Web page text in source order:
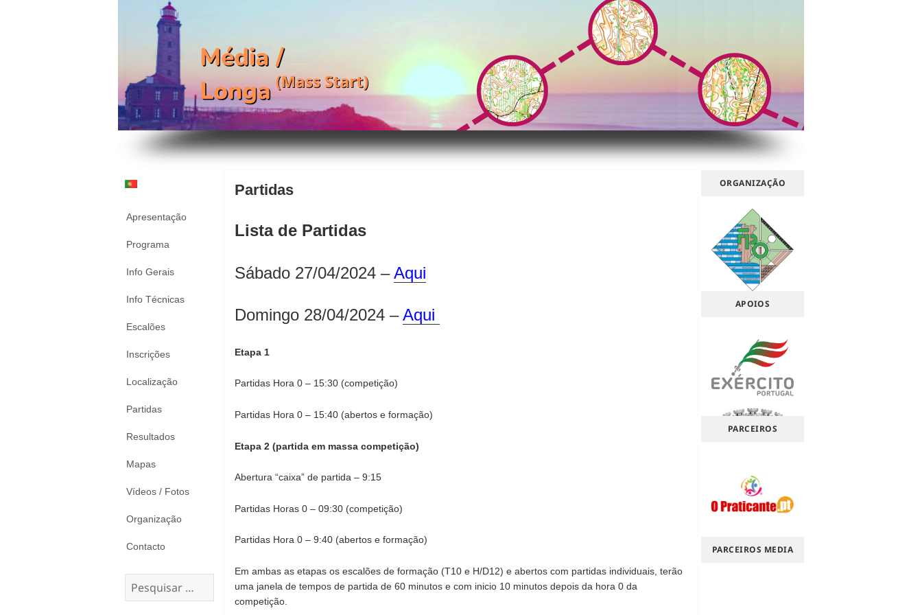
Apresentação
Programa
Info Gerais
Info Técnicas
Escalões
Inscrições
Localização
Partidas
Resultados
Mapas
Vídeos / Fotos
Organização
Contacto
por:
Partidas
Lista de Partidas
Sábado 27/04/2024 –Aqui
Domingo 28/04/2024 –Aqui
Etapa 1
Partidas Hora 0 – 15:30 (competição)
Partidas Hora 0 – 15:40 (abertos e formação)
Etapa 2 (partida em massa competição)
Abertura “caixa” de partida – 9:15
Partidas Horas 0 – 09:30 (competição)
Partidas Hora 0 – 9:40 (abertos e formação)
Em ambas as etapas os escalões de formação (T10 e H/D12) e abertos com partidas individuais, terão
uma janela de tempos de partida de 60 minutos e com inicio 10 minutos depois da hora 0 da
competição.
ORGANIZAÇÃO
APOIOS
PARCEIROS
PARCEIROS MEDIA